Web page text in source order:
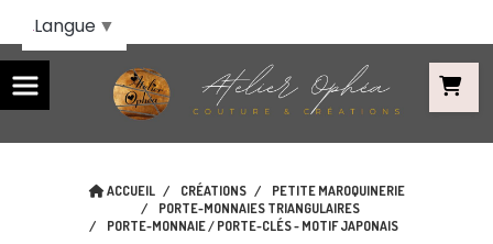
ACCUEIL CRÉATIONS
PETITE MAROQUINERIE
PORTE-MONNAIES TRIANGULAIRES
PORTE-MONNAIE / PORTE-CLÉS - MOTIF JAPONAIS
Langue ▼